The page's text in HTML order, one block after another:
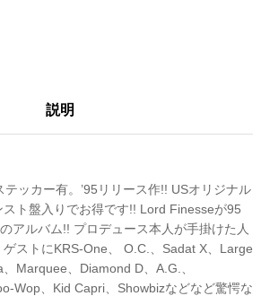
説明
ッカー有。’95リリース作!! USオリジナル
ト盤入りでお得です!! Lord Finesseが95
アルバム!! プロデュース本人が手掛けた人
ストにKRS-One、 O.C.、Sadat X、Large
Marquee、Diamond D、A.G.、
Wop、Kid Capri、Showbizなどなど驚愕な